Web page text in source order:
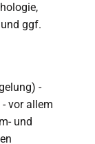
ggf.
-
vor allem
und